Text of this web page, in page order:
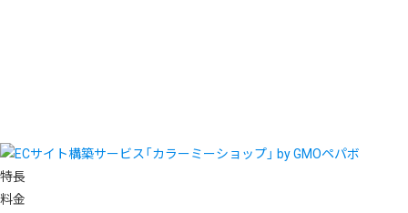
特長
料金